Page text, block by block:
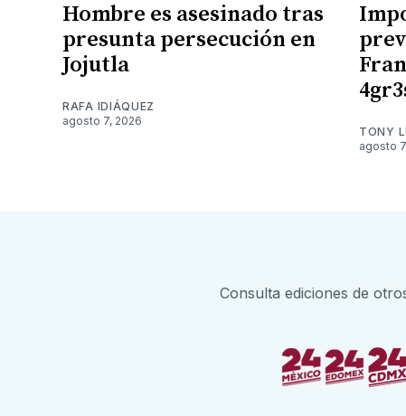
Hombre es asesinado tras
presunta persecución en
Jojutla
RAFA IDIÁQUEZ
agosto 7, 2026
TONY
agosto
Consulta ediciones de